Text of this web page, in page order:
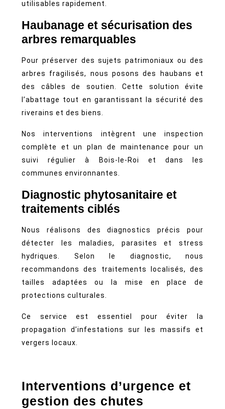
utilisables rapidement.
Haubanage et sécurisation des
arbres remarquables
Pour préserver des sujets patrimoniaux ou des
arbres fragilisés, nous posons des haubans et
des câbles de soutien. Cette solution évite
l’abattage tout en garantissant la sécurité des
riverains et des biens.
Nos interventions intègrent une inspection
complète et un plan de maintenance pour un
suivi régulier à Bois-le-Roi et dans les
communes environnantes.
Diagnostic phytosanitaire et
traitements ciblés
Nous réalisons des diagnostics précis pour
détecter les maladies, parasites et stress
hydriques. Selon le diagnostic, nous
recommandons des traitements localisés, des
tailles adaptées ou la mise en place de
protections culturales.
Ce service est essentiel pour éviter la
propagation d’infestations sur les massifs et
vergers locaux.
Interventions d’urgence et
gestion des chutes